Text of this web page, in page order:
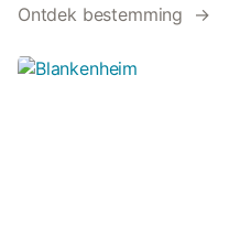
Ontdek bestemming →